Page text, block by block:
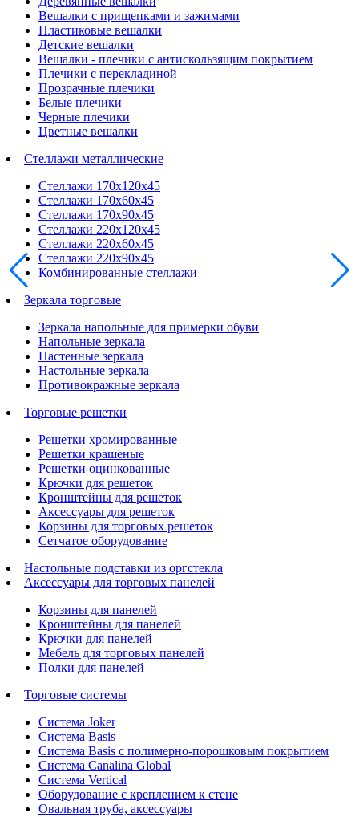
Вешалки с прищепками и зажимами
Пластиковые вешалки
Детские вешалки
Вешалки - плечики с антискользящим покрытием
Плечики с перекладиной
Прозрачные плечики
Белые плечики
Черные плечики
Цветные вешалки
Стеллажи металлические
Стеллажи 170х120х45
Стеллажи 170х60х45
Стеллажи 170х90х45
Стеллажи 220х120х45
Стеллажи 220х60х45
Стеллажи 220х90х45
Комбинированные стеллажи
Зеркала торговые
Зеркала напольные для примерки обуви
Напольные зеркала
Настенные зеркала
Настольные зеркала
Противокражные зеркала
Торговые решетки
Решетки хромированные
Решетки крашеные
Решетки оцинкованные
Крючки для решеток
Кронштейны для решеток
Аксессуары для решеток
Корзины для торговых решеток
Сетчатое оборудование
Настольные подставки из оргстекла
Аксессуары для торговых панелей
Корзины для панелей
Кронштейны для панелей
Крючки для панелей
Мебель для торговых панелей
Полки для панелей
Торговые системы
Система Joker
Система Basis
Система Basis с полимерно-порошковым покрытием
Система Canalina Global
Система Vertical
Оборудование с креплением к стене
Овальная труба, аксессуары